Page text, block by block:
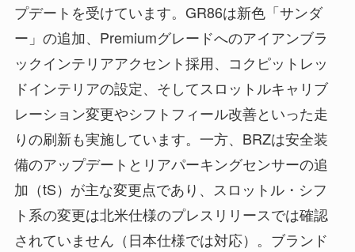
プデートを受けています。GR86は新色「サンダ
ー」の追加、Premiumグレードへのアイアンブラ
ックインテリアアクセント採用、コクピットレッ
ドインテリアの設定、そしてスロットルキャリブ
レーション変更やシフトフィール改善といった走
りの刷新も実施しています。一方、BRZは安全装
備のアップデートとリアパーキングセンサーの追
加（tS）が主な変更点であり、スロットル・シフ
ト系の変更は北米仕様のプレスリリースでは確認
されていません（日本仕様では対応）。ブランド